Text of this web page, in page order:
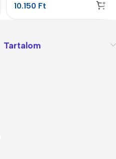
10.150 Ft
Tartalom